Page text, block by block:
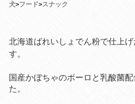
犬>フード>スナック
北海道ばれいしょでん粉で仕上
す。
国産かぼちゃのボーロと乳酸菌
た。